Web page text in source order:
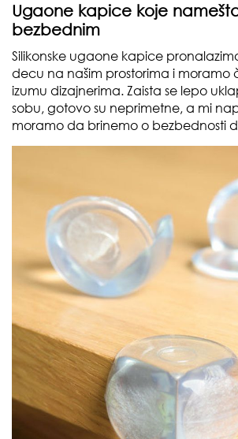
Ugaone kapice koje
bezbednim
Silikonske ugaone kapice
decu na našim prostorima i moramo
izumu dizajnerima. Zaista se lepo
sobu, gotovo su neprimetne, a mi
moramo da brinemo o bezbednosti